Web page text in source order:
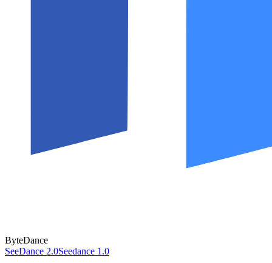
ByteDance
SeeDance 2.0Seedance 1.0